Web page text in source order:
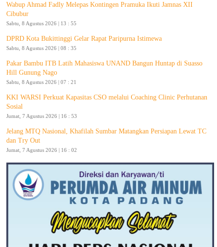
Wabup Ahmad Fadly Melepas Kontingen Pramuka Ikuti Jamnas XII
Cibubur
Sabtu, 8 Agustus 2026 | 13 : 55
DPRD Kota Bukittinggi Gelar Rapat Paripurna Istimewa
Sabtu, 8 Agustus 2026 | 08 : 35
Pakar Bambu ITB Latih Mahasiswa UNAND Bangun Huntap di Suasso
Hill Gunung Nago
Sabtu, 8 Agustus 2026 | 07 : 21
KKI WARSI Perkuat Kapasitas CSO melalui Coaching Clinic Perhutanan
Sosial
Jumat, 7 Agustus 2026 | 16 : 53
Jelang MTQ Nasional, Khafilah Sumbar Matangkan Persiapan Lewat TC
dan Try Out
Jumat, 7 Agustus 2026 | 16 : 02